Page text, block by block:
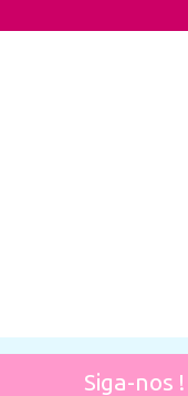
Siga-nos !